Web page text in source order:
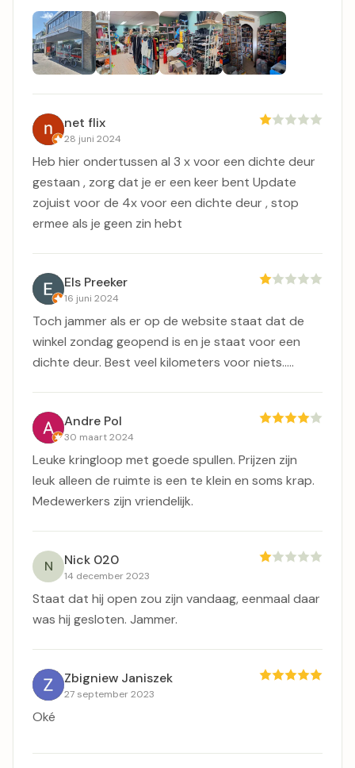
net flix
28 juni 2024
Heb hier ondertussen al 3 x voor een dichte deur
gestaan , zorg dat je er een keer bent Update
zojuist voor de 4x voor een dichte deur , stop
ermee als je geen zin hebt
Els Preeker
16 juni 2024
Toch jammer als er op de website staat dat de
winkel zondag geopend is en je staat voor een
dichte deur. Best veel kilometers voor niets.....
Andre Pol
30 maart 2024
Leuke kringloop met goede spullen. Prijzen zijn
leuk alleen de ruimte is een te klein en soms krap.
Medewerkers zijn vriendelijk.
N Nick 020
14 december 2023
Staat dat hij open zou zijn vandaag, eenmaal daar
was hij gesloten. Jammer.
Zbigniew Janiszek
27 september 2023
Oké